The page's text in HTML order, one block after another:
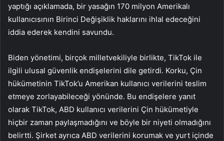
yaptığı açıklamada, bir yasağın 170 milyon Amerikalı
kullanıcısının Birinci Değişiklik haklarını ihlal edeceğini
iddia ederek kendini savundu.
Biden yönetimi, birçok milletvekiliyle birlikte, TikTok ile
ilgili ulusal güvenlik endişelerini dile getirdi. Korku, Çin
hükümetinin TikTok’u Amerikan kullanıcı verilerini teslim
etmeye zorlayabileceği yönünde. Bu endişelere yanıt
olarak TikTok, ABD kullanıcı verilerini Çin hükümetiyle
hiçbir zaman paylaşmadığını ve böyle bir niyeti olmadığını
belirtti. Şirket ayrıca ABD verilerini korumak ve yurt içinde